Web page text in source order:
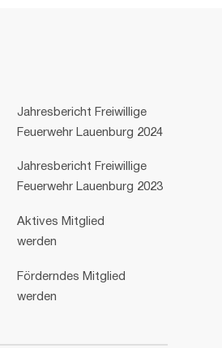
Jahresbericht Freiwillige
Feuerwehr Lauenburg 2024
Jahresbericht Freiwillige
Feuerwehr Lauenburg 2023
Aktives Mitglied
werden
Förderndes Mitglied
werden